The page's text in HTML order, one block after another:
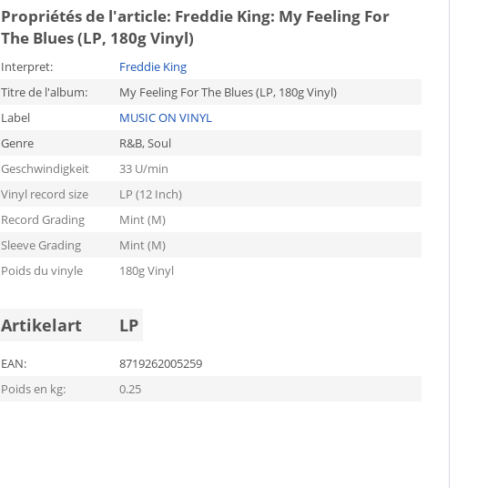
Propriétés de l'article: Freddie King: My Feeling For
The Blues (LP, 180g Vinyl)
Interpret:
Freddie King
Titre de l'album:
My Feeling For The Blues (LP, 180g Vinyl)
Label
MUSIC ON VINYL
Genre
R&B, Soul
Geschwindigkeit
33 U/min
Vinyl record size
LP (12 Inch)
Record Grading
Mint (M)
Sleeve Grading
Mint (M)
Poids du vinyle
180g Vinyl
Artikelart LP
EAN:
8719262005259
Poids en kg:
0.25